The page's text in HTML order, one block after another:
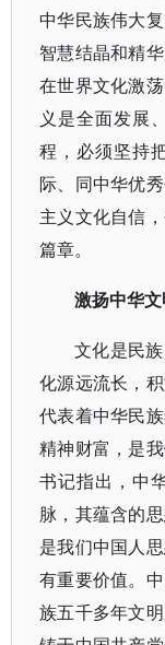
中华民族伟大
智慧结晶和精
在世界文化激
义是全面发展
程，必须坚持
际、同中华优
主义文化自信
篇章。
激扬中华
文化是民
化源远流长，
代表着中华民
精神财富，是
书记指出，中
脉，其蕴含的
是我们中国人
有重要价值。
族五千多年文